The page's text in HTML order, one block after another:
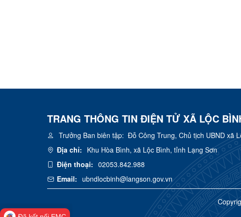
TRANG THÔNG TIN ĐIỆN TỬ XÃ LỘC
Trưởng Ban biên tập: Đỗ Công Trung, Chủ tịch UBND xã
Địa chỉ: Khu Hòa Bình, xã Lộc Bình, tỉnh Lạng Sơn
Điện thoại: 02053.842.988
Email: ubndlocbinh@langson.gov.vn